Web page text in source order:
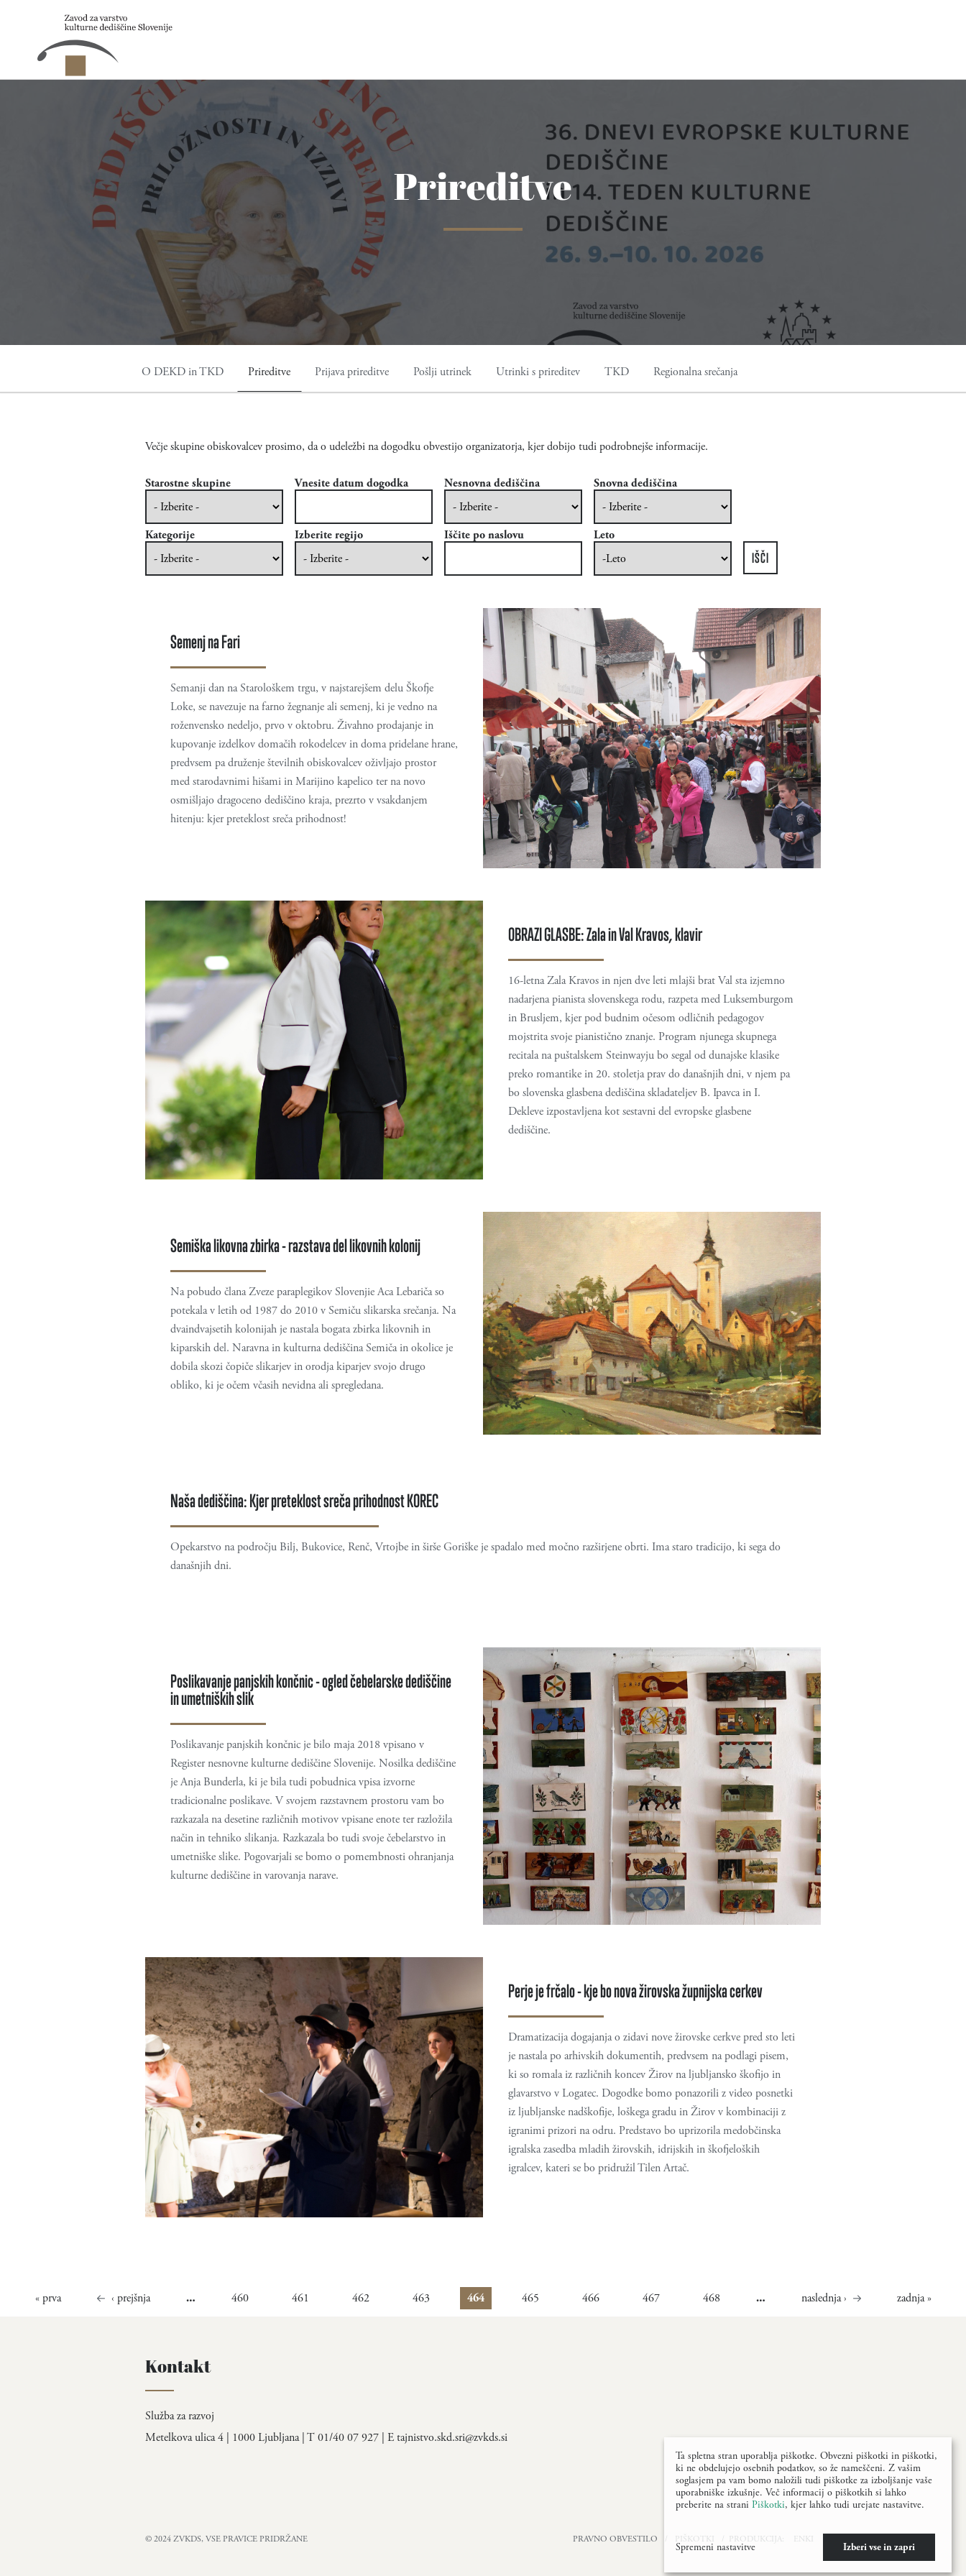
Prireditve
O DEKD in TKD Prireditve Prijava prireditve Pošlji utrinek Utrinki s prireditev TKD Regionalna srečanja
Večje skupine obiskovalcev prosimo, da o udeležbi na dogodku obvestijo organizatorja, kjer dobijo tudi podrobnejše informacije.
Starostne skupine Vnesite datum dogodka
Vnesite datum dogodka
Date
Nesnovna dediščina Snovna dediščina
Kategorije Izberite regijo Iščite po naslovu Leto
Leto
Leto
Semenj na Fari
Semanji dan na Starološkem trgu, v najstarejšem delu Škofje
Loke, se navezuje na farno žegnanje ali semenj, ki je vedno na
roženvensko nedeljo, prvo v oktobru. Živahno prodajanje in
kupovanje izdelkov domačih rokodelcev in doma pridelane hrane,
predvsem pa druženje številnih obiskovalcev oživljajo prostor
med starodavnimi hišami in Marijino kapelico ter na novo
osmišljajo dragoceno dediščino kraja, prezrto v vsakdanjem
hitenju: kjer preteklost sreča prihodnost!
OBRAZI GLASBE: Zala in Val Kravos, klavir
16-letna Zala Kravos in njen dve leti mlajši brat Val sta izjemno
nadarjena pianista slovenskega rodu, razpeta med Luksemburgom
in Brusljem, kjer pod budnim očesom odličnih pedagogov
mojstrita svoje pianistično znanje. Program njunega skupnega
recitala na puštalskem Steinwayju bo segal od dunajske klasike
preko romantike in 20. stoletja prav do današnjih dni, v njem pa
bo slovenska glasbena dediščina skladateljev B. Ipavca in I.
Dekleve izpostavljena kot sestavni del evropske glasbene
dediščine.
Semiška likovna zbirka - razstava del likovnih kolonij
Na pobudo člana Zveze paraplegikov Slovenjie Aca Lebariča so
potekala v letih od 1987 do 2010 v Semiču slikarska srečanja. Na
dvaindvajsetih kolonijah je nastala bogata zbirka likovnih in
kiparskih del. Naravna in kulturna dediščina Semiča in okolice je
dobila skozi čopiče slikarjev in orodja kiparjev svojo drugo
obliko, ki je očem včasih nevidna ali spregledana.
Naša dediščina: Kjer preteklost sreča prihodnost KOREC
Opekarstvo na področju Bilj, Bukovice, Renč, Vrtojbe in širše Goriške je spadalo med močno razširjene obrti. Ima staro tradicijo, ki sega do
današnjih dni.
Poslikavanje panjskih končnic - ogled čebelarske dediščine
in umetniških slik
Poslikavanje panjskih končnic je bilo maja 2018 vpisano v
Register nesnovne kulturne dediščine Slovenije. Nosilka dediščine
je Anja Bunderla, ki je bila tudi pobudnica vpisa izvorne
tradicionalne poslikave. V svojem razstavnem prostoru vam bo
razkazala na desetine različnih motivov vpisane enote ter razložila
način in tehniko slikanja. Razkazala bo tudi svoje čebelarstvo in
umetniške slike. Pogovarjali se bomo o pomembnosti ohranjanja
kulturne dediščine in varovanja narave.
Perje je frčalo - kje bo nova žirovska župnijska cerkev
Dramatizacija dogajanja o zidavi nove žirovske cerkve pred sto leti
je nastala po arhivskih dokumentih, predvsem na podlagi pisem,
ki so romala iz različnih koncev Žirov na ljubljansko škofijo in
glavarstvo v Logatec. Dogodke bomo ponazorili z video posnetki
iz ljubljanske nadškofije, loškega gradu in Žirov v kombinaciji z
igranimi prizori na odru. Predstavo bo uprizorila medobčinska
igralska zasedba mladih žirovskih, idrijskih in škofjeloških
igralcev, kateri se bo pridružil Tilen Artač.
Strani
« prva ‹ prejšnja … 460 461 462 463 464 465 466 467 468 … naslednja › zadnja »
Kontakt
Služba za razvoj
Metelkova ulica 4 | 1000 Ljubljana | T 01/40 07 927 | Etajnistvo.skd.sri@zvkds.si
© 2024 ZVKDS, VSE PRAVICE PRIDRŽANE PRAVNO OBVESTILO PIŠKOTKI / PRODUKCIJA: ENKI
Ta spletna stran uporablja piškotke. Obvezni piškotki in piškotki,
ki ne obdelujejo osebnih podatkov, so že nameščeni. Z vašim
soglasjem pa vam bomo naložili tudi piškotke za izboljšanje vaše
uporabniške izkušnje. Več informacij o piškotkih si lahko
preberite na strani Piškotki, kjer lahko tudi urejate nastavitve.
Spremeni nastavitve Izberi vse in zapri